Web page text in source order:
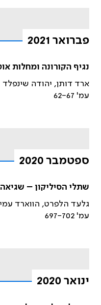
פברואר 2021
נגיף הקורונה ומחלות
ארד דותן, יהודה שינפלד
עמ' 62-67
ספטמבר 2020
שתלי הסיליקון –
גלעד הלפרט, הווארד
עמ' 697-702
ינואר 2020